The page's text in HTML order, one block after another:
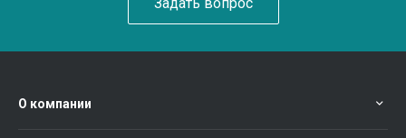
Задать вопрос
О компании